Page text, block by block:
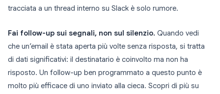
tracciata a un thread interno su Slack è solo rumore.
Fai follow-up sui segnali, non sul silenzio. Quando vedi
che un’email è stata aperta più volte senza risposta, si tratta
di dati significativi: il destinatario è coinvolto ma non ha
risposto. Un follow-up ben programmato a questo punto è
molto più efficace di uno inviato alla cieca. Scopri di più su